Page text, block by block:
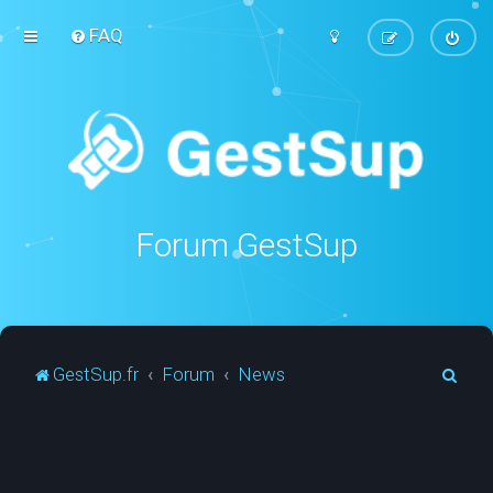
FAQ
Forum GestSup
GestSup.fr Forum News